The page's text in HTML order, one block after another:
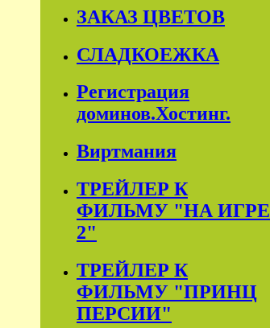
ЗАКАЗ ЦВЕТОВ
СЛАДКОЕЖКА
Регистрация
доминов.Хостинг.
Виртмания
ТРЕЙЛЕР К
ФИЛЬМУ "НА ИГРЕ
2"
ТРЕЙЛЕР К
ФИЛЬМУ "ПРИНЦ
ПЕРСИИ"